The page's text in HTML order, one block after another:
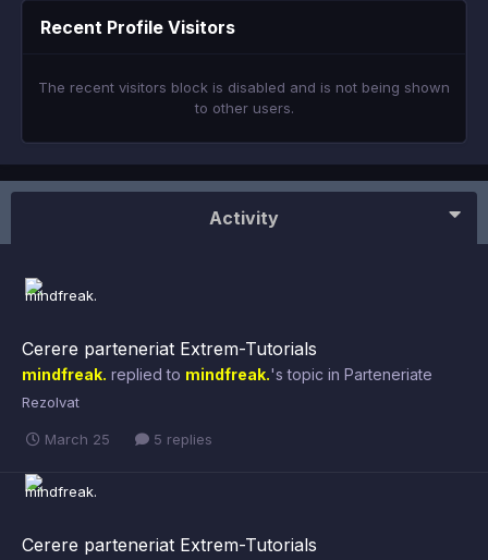
Recent Profile Visitors
The recent visitors block is disabled and is not being shown
to other users.
Activity
Cerere parteneriat Extrem-Tutorials
mindfreak. replied to mindfreak.'s topic in Parteneriate
Rezolvat
March 25 5 replies
Cerere parteneriat Extrem-Tutorials